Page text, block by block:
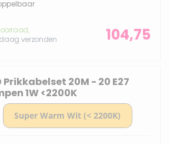
verzonden
104,75
Prikkabelset 20M - 20 E27
1W <2200K